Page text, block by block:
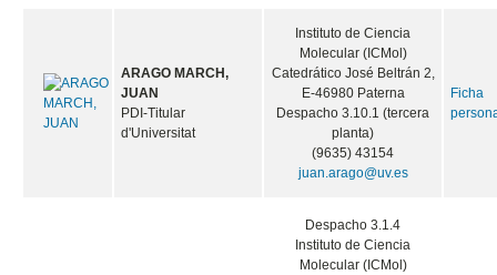
ARAGO MARCH,
JUAN
PDI-Titular
d'Universitat
Instituto de Ciencia
Molecular (ICMol)
Catedrático José Beltrán 2,
E-46980 Paterna
Despacho 3.10.1 (tercera
planta)
(9635) 43154
juan.arago@uv.es
Ficha
Despacho 3.1.4
Instituto de Ciencia
Molecular (ICMol)